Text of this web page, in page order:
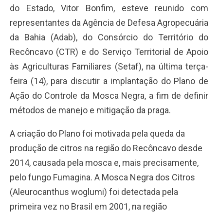
do Estado, Vitor Bonfim, esteve reunido com
representantes da Agência de Defesa Agropecuária
da Bahia (Adab), do Consórcio do Território do
Recôncavo (CTR) e do Serviço Territorial de Apoio
às Agriculturas Familiares (Setaf), na última terça-
feira (14), para discutir a implantação do Plano de
Ação do Controle da Mosca Negra, a fim de definir
métodos de manejo e mitigação da praga.
A criação do Plano foi motivada pela queda da
produção de citros na região do Recôncavo desde
2014, causada pela mosca e, mais precisamente,
pelo fungo Fumagina. A Mosca Negra dos Citros
(Aleurocanthus woglumi) foi detectada pela
primeira vez no Brasil em 2001, na região